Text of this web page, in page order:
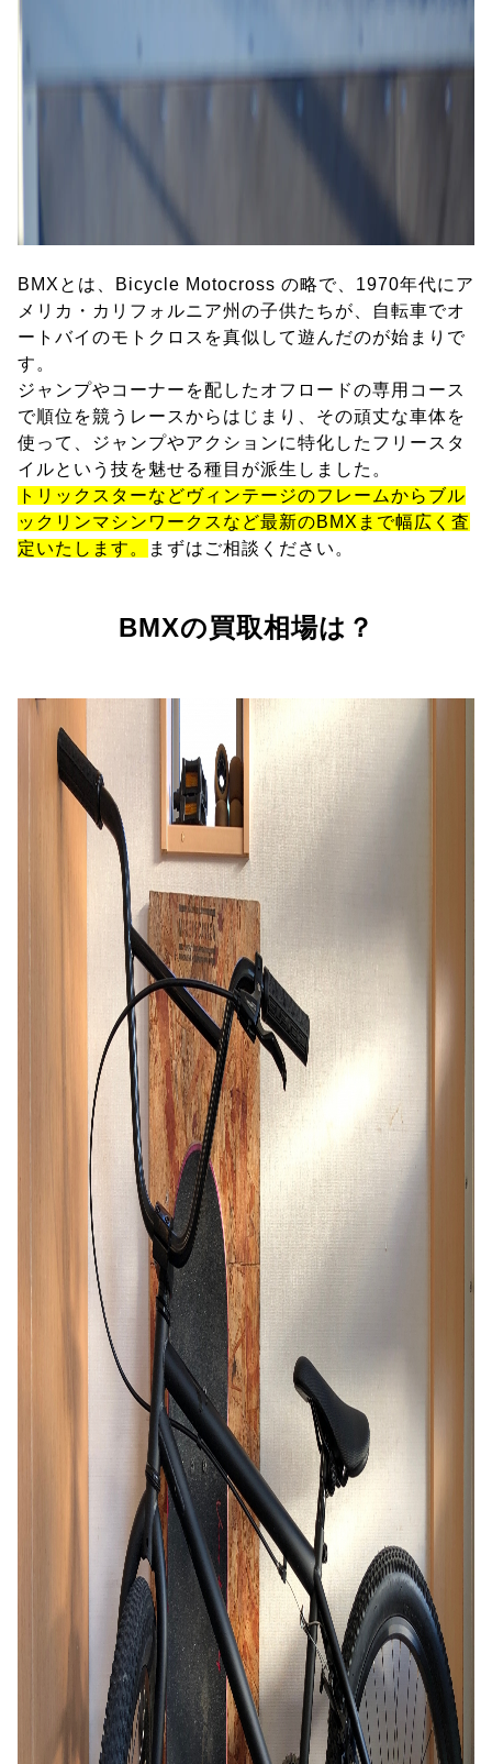
BMXとは、Bicycle Motocross の略で、1970年代にア
メリカ・カリフォルニア州の子供たちが、自転車でオ
ートバイのモトクロスを真似して遊んだのが始まりで
す。
ジャンプやコーナーを配したオフロードの専用コース
で順位を競うレースからはじまり、その頑丈な車体を
使って、ジャンプやアクションに特化したフリースタ
イルという技を魅せる種目が派生しました。
トリックスターなどヴィンテージのフレームからブル
ックリンマシンワークスなど最新のBMXまで幅広く査
定いたします。
まずはご相談ください。
BMXの買取相場は？